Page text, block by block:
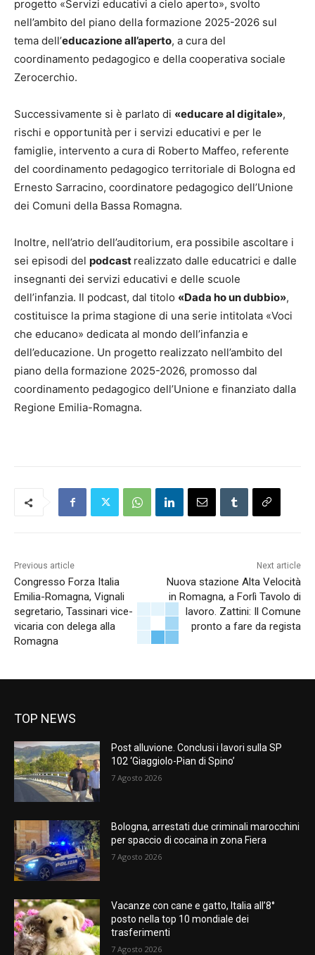
progetto «Servizi educativi a cielo aperto», svolto
nell’ambito del piano della formazione 2025-2026 sul
tema dell’educazione all’aperto, a cura del
coordinamento pedagogico e della cooperativa sociale
Zerocerchio.
Successivamente si è parlato di «educare al digitale»,
rischi e opportunità per i servizi educativi e per le
famiglie, intervento a cura di Roberto Maffeo, referente
del coordinamento pedagogico territoriale di Bologna ed
Ernesto Sarracino, coordinatore pedagogico dell’Unione
dei Comuni della Bassa Romagna.
Inoltre, nell’atrio dell’auditorium, era possibile ascoltare i
sei episodi del podcast realizzato dalle educatrici e dalle
insegnanti dei servizi educativi e delle scuole
dell’infanzia. Il podcast, dal titolo «Dada ho un dubbio»,
costituisce la prima stagione di una serie intitolata «Voci
che educano» dedicata al mondo dell’infanzia e
dell’educazione. Un progetto realizzato nell’ambito del
piano della formazione 2025-2026, promosso dal
coordinamento pedagogico dell’Unione e finanziato dalla
Regione Emilia-Romagna.
Previous article
Congresso Forza Italia
Emilia-Romagna, Vignali
segretario, Tassinari vice-
vicaria con delega alla
Romagna
Next article
Nuova stazione Alta Velocità
in Romagna, a Forlì Tavolo di
lavoro. Zattini: Il Comune
pronto a fare da regista
TOP NEWS
Post alluvione. Conclusi i lavori sulla SP
102 ‘Giaggiolo-Pian di Spino’
7 Agosto 2026
Bologna, arrestati due criminali marocchini
per spaccio di cocaina in zona Fiera
7 Agosto 2026
Vacanze con cane e gatto, Italia all’8°
posto nella top 10 mondiale dei
trasferimenti
7 Agosto 2026